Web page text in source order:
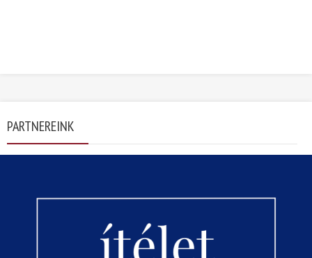
PARTNEREINK